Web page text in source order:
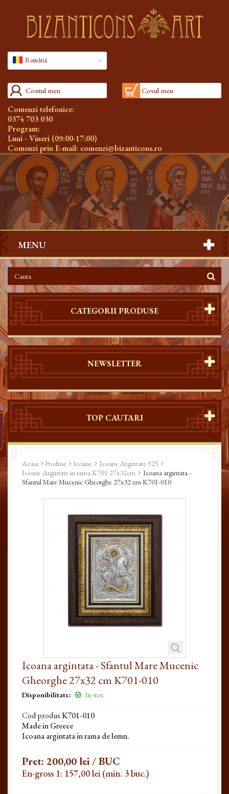
Română
Contul meu Cosul meu
Comenzi telefonice:
0374 703 030
Program:
Luni - Vineri (09:00-17:00)
Comenzi prin E-mail: comenzi@bizanticons.ro
MENU
CATEGORII PRODUSE
NEWSLETTER
TOP CAUTARI
Acasa Produse Icoane
Icoane Argintate 925
Icoane Argintate in rama K701 27x32cm
Icoana argintata -
Sfantul Mare Mucenic Gheorghe 27x32 cm K701-010
Icoana argintata - Sfantul Mare Mucenic
Gheorghe 27x32 cm K701-010
Disponibilitate: In stoc
Cod produsK701-010
Made in Greece
Icoana argintata in rama de lemn.
Pret: 200,00 lei/ BUC
En-gross 1: 157,00 lei (min. 3 buc.)